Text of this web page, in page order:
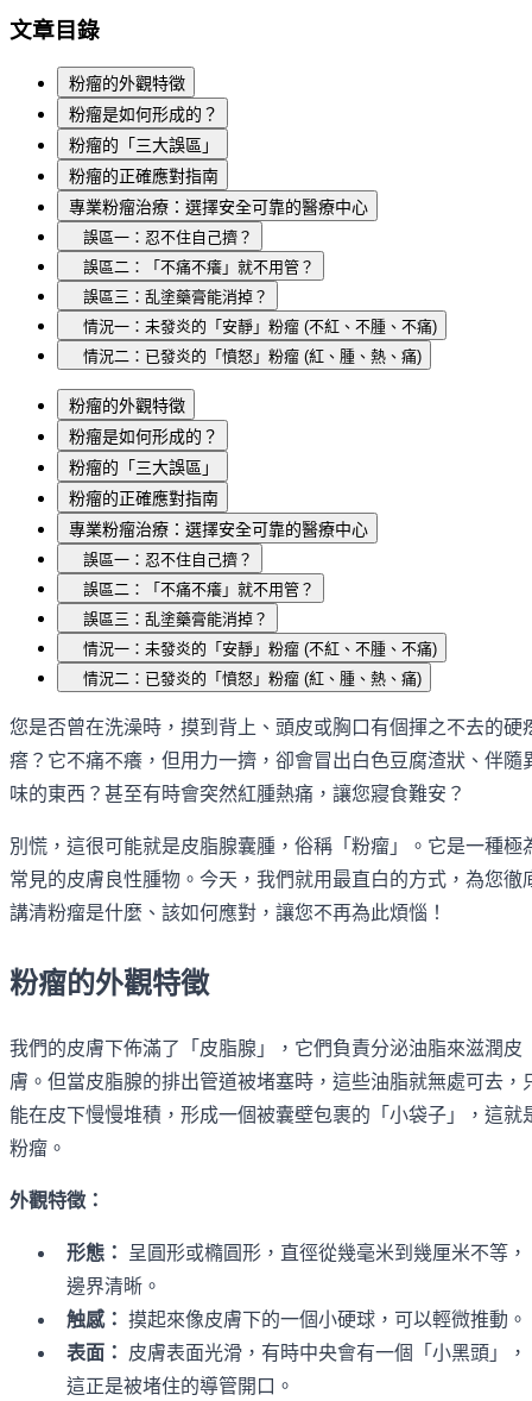
文章目錄
粉瘤的外觀特徵
粉瘤是如何形成的？
粉瘤的「三大誤區」
粉瘤的正確應對指南
專業粉瘤治療：選擇安全可靠的醫療中心
誤區一：忍不住自己擠？
誤區二：「不痛不癢」就不用管？
誤區三：乱塗藥膏能消掉？
情況一：未發炎的「安靜」粉瘤 (不紅、不腫、不痛)
情況二：已發炎的「憤怒」粉瘤 (紅、腫、熱、痛)
粉瘤的外觀特徵
粉瘤是如何形成的？
粉瘤的「三大誤區」
粉瘤的正確應對指南
專業粉瘤治療：選擇安全可靠的醫療中心
誤區一：忍不住自己擠？
誤區二：「不痛不癢」就不用管？
誤區三：乱塗藥膏能消掉？
情況一：未發炎的「安靜」粉瘤 (不紅、不腫、不痛)
情況二：已發炎的「憤怒」粉瘤 (紅、腫、熱、痛)
您是否曾在洗澡時，摸到背上、頭皮或胸口有個揮之不去的硬
瘩？它不痛不癢，但用力一擠，卻會冒出白色豆腐渣狀、伴隨
味的東西？甚至有時會突然紅腫熱痛，讓您寢食難安？
別慌，這很可能就是皮脂腺囊腫，俗稱「粉瘤」。它是一種極
常見的皮膚良性腫物。今天，我們就用最直白的方式，為您徹
講清粉瘤是什麼、該如何應對，讓您不再為此煩惱！
粉瘤的外觀特徵
我們的皮膚下佈滿了「皮脂腺」，它們負責分泌油脂來滋潤皮
膚。但當皮脂腺的排出管道被堵塞時，這些油脂就無處可去，
能在皮下慢慢堆積，形成一個被囊壁包裹的「小袋子」，這就
粉瘤。
外觀特徵：
形態：
呈圓形或橢圓形，直徑從幾毫米到幾厘米不等，
邊界清晰。
触感： 摸起來像皮膚下的一個小硬球，可以輕微推動。
表面：
皮膚表面光滑，有時中央會有一個「小黑頭」，
這正是被堵住的導管開口。